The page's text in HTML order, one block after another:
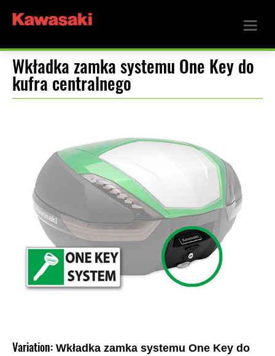
Wkładka zamka systemu One Key do
kufra centralnego
Variation: Wkładka zamka systemu One Key do